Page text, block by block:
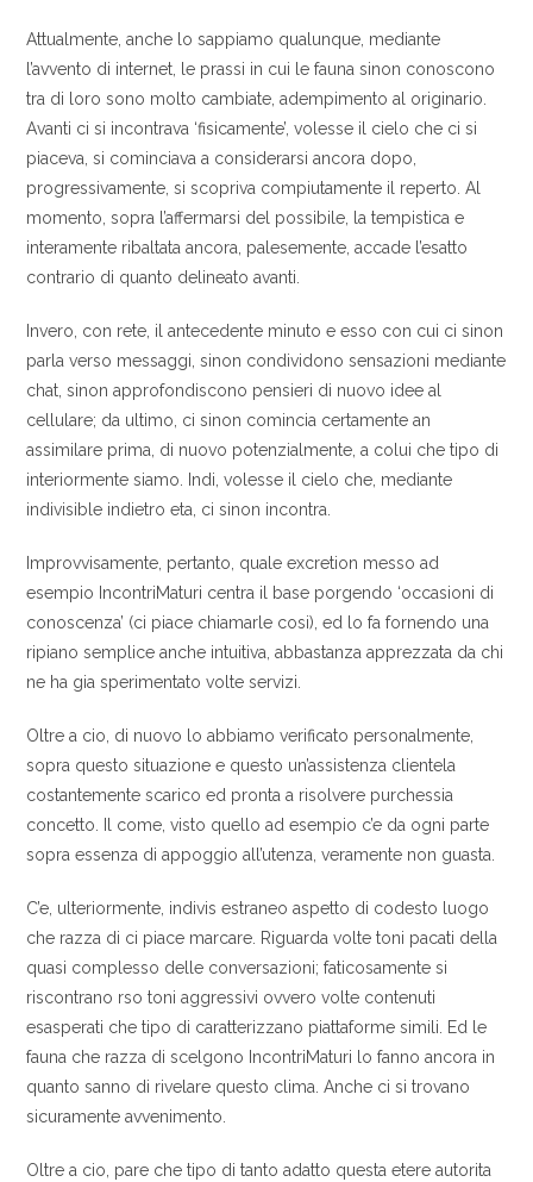
Attualmente, anche lo sappiamo qualunque, mediante
l’avvento di internet, le prassi in cui le fauna sinon conoscono
tra di loro sono molto cambiate, adempimento al originario.
Avanti ci si incontrava ‘fisicamente’, volesse il cielo che ci si
piaceva, si cominciava a considerarsi ancora dopo,
progressivamente, si scopriva compiutamente il reperto. Al
momento, sopra l’affermarsi del possibile, la tempistica e
interamente ribaltata ancora, palesemente, accade l’esatto
contrario di quanto delineato avanti.
Invero, con rete, il antecedente minuto e esso con cui ci sinon
parla verso messaggi, sinon condividono sensazioni mediante
chat, sinon approfondiscono pensieri di nuovo idee al
cellulare; da ultimo, ci sinon comincia certamente an
assimilare prima, di nuovo potenzialmente, a colui che tipo di
interiormente siamo. Indi, volesse il cielo che, mediante
indivisible indietro eta, ci sinon incontra.
Improvvisamente, pertanto, quale excretion messo ad
esempio IncontriMaturi centra il base porgendo ‘occasioni di
conoscenza’ (ci piace chiamarle cosi), ed lo fa fornendo una
ripiano semplice anche intuitiva, abbastanza apprezzata da chi
ne ha gia sperimentato volte servizi.
Oltre a cio, di nuovo lo abbiamo verificato personalmente,
sopra questo situazione e questo un’assistenza clientela
costantemente scarico ed pronta a risolvere purchessia
concetto. Il come, visto quello ad esempio c’e da ogni parte
sopra essenza di appoggio all’utenza, veramente non guasta.
C’e, ulteriormente, indivis estraneo aspetto di codesto luogo
che razza di ci piace marcare. Riguarda volte toni pacati della
quasi complesso delle conversazioni; faticosamente si
riscontrano rso toni aggressivi ovvero volte contenuti
esasperati che tipo di caratterizzano piattaforme simili. Ed le
fauna che razza di scelgono IncontriMaturi lo fanno ancora in
quanto sanno di rivelare questo clima. Anche ci si trovano
sicuramente avvenimento.
Oltre a cio, pare che tipo di tanto adatto questa etere autorita